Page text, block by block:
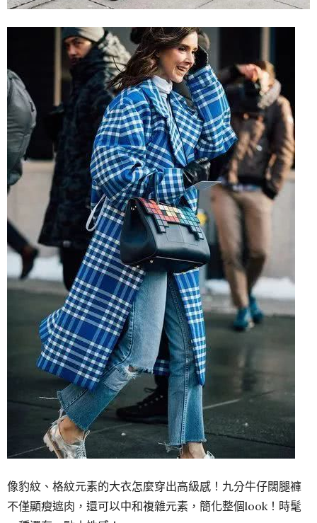
像豹紋、格紋元素的大衣怎麼穿出高級感！九分牛仔闊腿褲
不僅顯瘦遮肉，還可以中和複雜元素，簡化整個look！時髦